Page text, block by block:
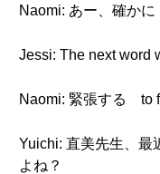
Naomi: あー、確かに
Jessi: The next word
Naomi: 緊張する to
Yuichi: 直美先生、最
よね？